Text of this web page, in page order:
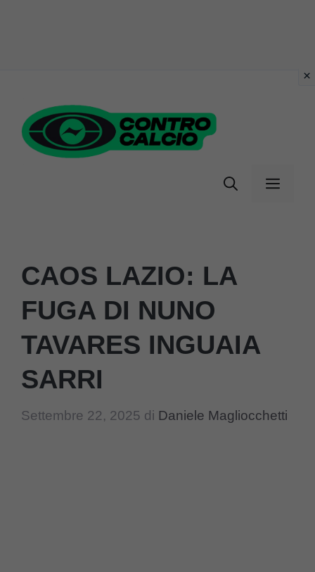
contenuto
Menu
CAOS LAZIO: LA
FUGA DI NUNO
TAVARES INGUAIA
SARRI
Settembre 22, 2025 di Daniele Magliocchetti